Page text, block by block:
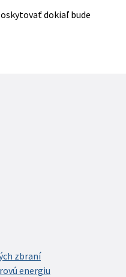
dokiaľ bude
zbraní
energiu